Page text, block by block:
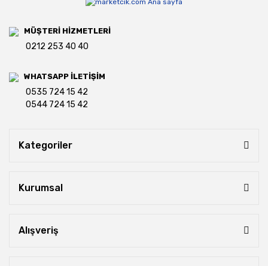
MÜŞTERİ HİZMETLERİ
0212 253 40 40
WHATSAPP İLETİŞİM
0535 724 15 42
0544 724 15 42
Kategoriler
Kurumsal
Alışveriş